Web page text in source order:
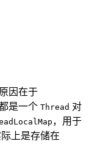
因在于
是一个 Thread 对
，用于
上是存储在